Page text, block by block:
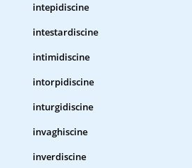
intepidiscine
intestardiscine
intimidiscine
intorpidiscine
inturgidiscine
invaghiscine
inverdiscine